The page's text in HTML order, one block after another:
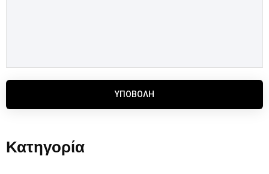
ΥΠΟΒΟΛΉ
Κατηγορία